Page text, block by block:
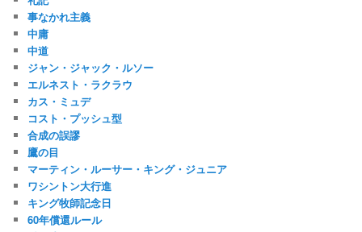
事なかれ主義
中庸
中道
ジャン・ジャック・ルソー
エルネスト・ラクラウ
カス・ミュデ
コスト・プッシュ型
合成の誤謬
鷹の目
マーティン・ルーサー・キング・ジュニア
ワシントン大行進
キング牧師記念日
60年償還ルール